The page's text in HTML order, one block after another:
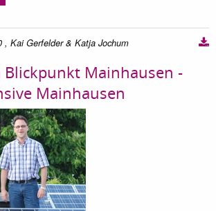
, Kai Gerfelder & Katja Jochum
Mainhausen -
Mainhausen